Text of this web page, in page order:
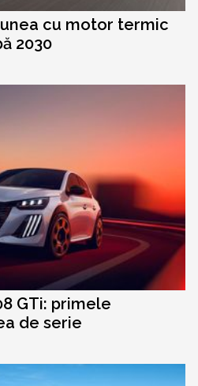
cu motor termic
2030
GTi: primele
de serie